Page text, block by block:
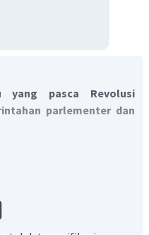
yang pasca Revolusi
parlementer dan
dalam kurun waktu 1945-
bagi bangsa Indonesia.